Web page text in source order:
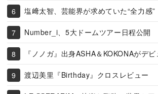
塩﨑太智、芸能界が求めていた“全力感”
Number_i、5大ドームツアー日程公開
『ノノガ』出身ASHA＆KOKONAがデビ
渡辺美里『Birthday』クロスレビュー